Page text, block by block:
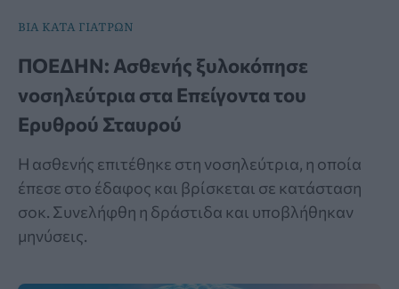
ΒΙΑ ΚΑΤΑ ΓΙΑΤΡΩΝ
ΠΟΕΔΗΝ: Ασθενής ξυλοκόπησε
νοσηλεύτρια στα Επείγοντα του
Ερυθρού Σταυρού
Η ασθενής επιτέθηκε στη νοσηλεύτρια, η οποία
έπεσε στο έδαφος και βρίσκεται σε κατάσταση
σοκ. Συνελήφθη η δράστιδα και υποβλήθηκαν
μηνύσεις.